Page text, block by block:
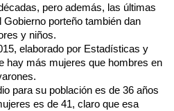
pero además, las últimas
porteño también dan
y niños.
elaborado por Estadísticas y
hay más mujeres que hombres en
para su población es de 36 años
es de 41, claro que esa